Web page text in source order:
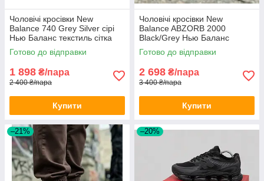
Чоловічі кросівки New
Balance 740 Grey Silver сірі
Нью Баланс текстиль сітка
дихаючі весна літо для
хлопців
Готово до відправки
1 898 ₴/пара
2 400 ₴/пара
Купити
Чоловічі кросівки New
Balance ABZORB 2000
Black/Grey Нью Баланс
чорно-сірі Нб 2000 весна літо
Готово до відправки
2 698 ₴/пара
3 400 ₴/пара
Купити
–21% –20%